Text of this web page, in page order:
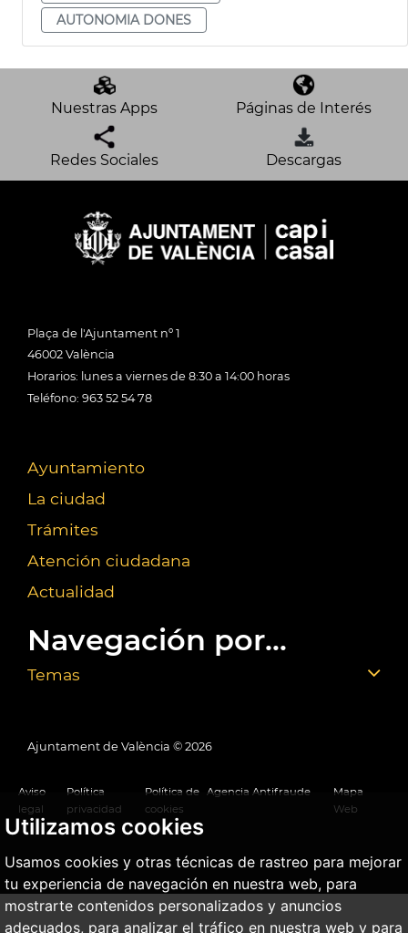
Utilizamos cookies
Usamos cookies y otras técnicas de rastreo para mejorar
tu experiencia de navegación en nuestra web, para
mostrarte contenidos personalizados y anuncios
adecuados, para analizar el tráfico en nuestra web y para
AUTONOMIA DONES
Nuestras Apps Páginas de Interés
Redes Sociales Descargas
Plaça de l'Ajuntament nº 1
46002 València
Horarios: lunes a viernes de 8:30 a 14:00 horas
Teléfono: 963 52 54 78
Ayuntamiento
La ciudad
Trámites
Atención ciudadana
Actualidad
Navegación por...
Temas
Ajuntament de València © 2026
Aviso
legal
Política
privacidad
Política de
cookies
Agencia Antifraude
Mapa
Web